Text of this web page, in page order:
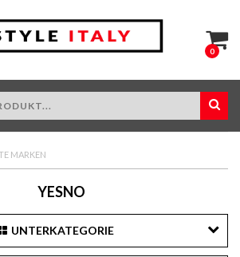
0
MARKEN
YESNO
UNTERKATEGORIE